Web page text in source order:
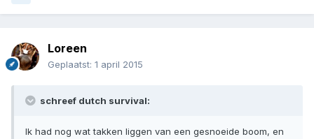
Loreen
Geplaatst: 1 april 2015
schreef dutch survival:
Ik had nog wat takken liggen van een gesnoeide boom, en